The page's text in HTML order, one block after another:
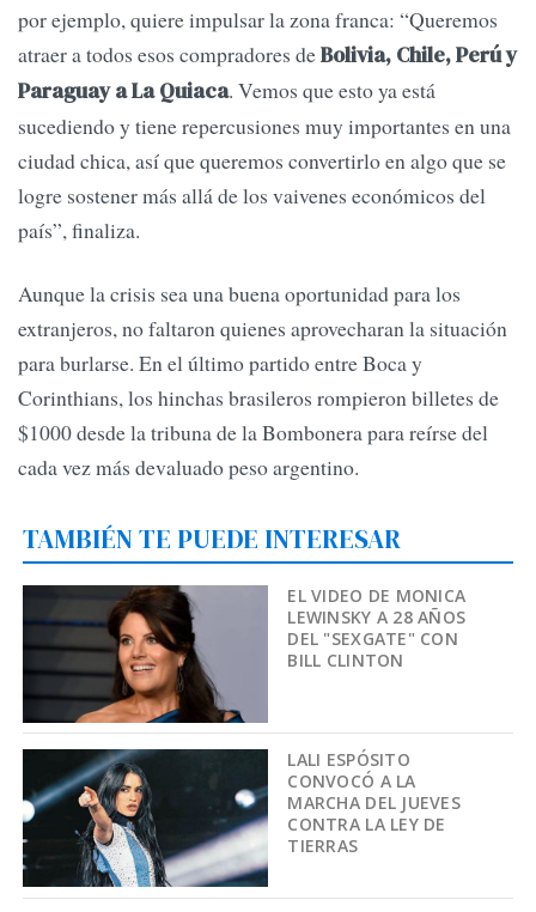
por ejemplo, quiere impulsar la zona franca: “Queremos
atraer a todos esos compradores deBolivia, Chile, Perú y
Paraguay a La Quiaca. Vemos que esto ya está
sucediendo y tiene repercusiones muy importantes en una
ciudad chica, así que queremos convertirlo en algo que se
logre sostener más allá de los vaivenes económicos del
país”, finaliza.
Aunque la crisis sea una buena oportunidad para los
extranjeros, no faltaron quienes aprovecharan la situación
para burlarse. En el último partido entre Boca y
Corinthians, los hinchas brasileros rompieron billetes de
$1000 desde la tribuna de la Bombonera para reírse del
cada vez más devaluado peso argentino.
TAMBIÉN TE PUEDE INTERESAR
EL VIDEO DE MONICA
LEWINSKY A 28 AÑOS
DEL "SEXGATE" CON
BILL CLINTON
LALI ESPÓSITO
CONVOCÓ A LA
MARCHA DEL JUEVES
CONTRA LA LEY DE
TIERRAS